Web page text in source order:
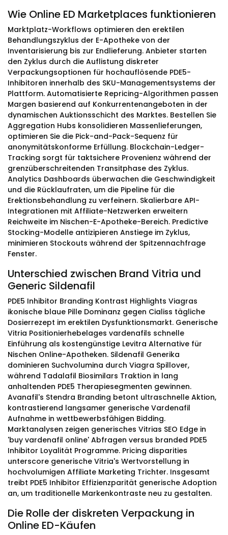
Wie Online ED Marketplaces funktionieren
Marktplatz-Workflows optimieren den erektilen
Behandlungszyklus der E-Apotheke von der
Inventarisierung bis zur Endlieferung. Anbieter starten
den Zyklus durch die Auflistung diskreter
Verpackungsoptionen für hochauflösende PDE5-
Inhibitoren innerhalb des SKU-Managementsystems der
Plattform. Automatisierte Repricing-Algorithmen passen
Margen basierend auf Konkurrentenangeboten in der
dynamischen Auktionsschicht des Marktes. Bestellen Sie
Aggregation Hubs konsolidieren Massenlieferungen,
optimieren Sie die Pick-and-Pack-Sequenz für
anonymitätskonforme Erfüllung. Blockchain-Ledger-
Tracking sorgt für taktsichere Provenienz während der
grenzüberschreitenden Transitphase des Zyklus.
Analytics Dashboards überwachen die Geschwindigkeit
und die Rücklaufraten, um die Pipeline für die
Erektionsbehandlung zu verfeinern. Skalierbare API-
Integrationen mit Affiliate-Netzwerken erweitern
Reichweite im Nischen-E-Apotheke-Bereich. Predictive
Stocking-Modelle antizipieren Anstiege im Zyklus,
minimieren Stockouts während der Spitzennachfrage
Fenster.
Unterschied zwischen Brand Vitria und
Generic Sildenafil
PDE5 Inhibitor Branding Kontrast Highlights Viagras
ikonische blaue Pille Dominanz gegen Cialiss tägliche
Dosierrezept im erektilen Dysfunktionsmarkt. Generische
Vitria Positionierhebelages vardenafils schnelle
Einführung als kostengünstige Levitra Alternative für
Nischen Online-Apotheken. Sildenafil Generika
dominieren Suchvolumina durch Viagra Spillover,
während Tadalafil Biosimilars Traktion in lang
anhaltenden PDE5 Therapiesegmenten gewinnen.
Avanafil's Stendra Branding betont ultraschnelle Aktion,
kontrastierend langsamer generische Vardenafil
Aufnahme in wettbewerbsfähigen Bidding.
Marktanalysen zeigen generisches Vitrias SEO Edge in
'buy vardenafil online' Abfragen versus branded PDE5
Inhibitor Loyalität Programme. Pricing disparities
unterscore generische Vitria's Wertvorstellung in
hochvolumigen Affiliate Marketing Trichter. Insgesamt
treibt PDE5 Inhibitor Effizienzparität generische Adoption
an, um traditionelle Markenkontraste neu zu gestalten.
Die Rolle der diskreten Verpackung in
Online ED-Käufen